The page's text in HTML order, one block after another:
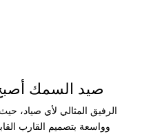
وواسعة بتصميم القارب